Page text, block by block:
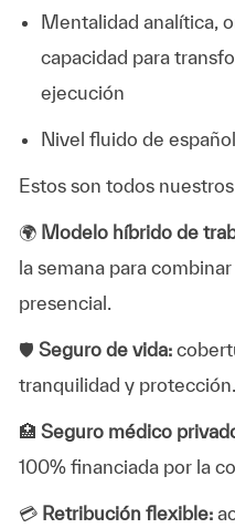
Mentalidad analítica,
capacidad para
ejecución
Nivel fluido de
Estos son todos
🌍 Modelo híbrido de
la semana para
presencial.
🛡️ Seguro de vida:
tranquilidad y protección.
🏥 Seguro médico
100% financiada por la
💳 Retribución flexible: